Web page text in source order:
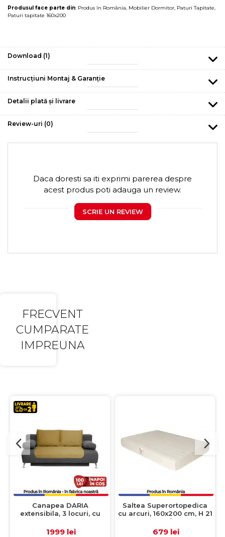
Produsul face parte din: Produs în România, Mobilier Dormitor, Paturi Tapitate,
Paturi tapitate 160x200
Download (1)
Instrucțiuni Montaj & Garanție
Detalii plată și livrare
Review-uri (0)
Daca doresti sa iti exprimi parerea despre
acest produs poti adauga un review.
SCRIE UN REVIEW
FRECVENT
CUMPARATE
IMPREUNA
Canapea DARIA
extensibila, 3 locuri, cu
gri inchis + galben,
1999 lei
Saltea Superortopedica
cu arcuri, 160x200 cm, H 21
cm, fata vara/fata iarna,
crem
679 lei